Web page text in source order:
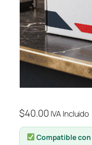
$40.00 IVA Incluido
Compatible